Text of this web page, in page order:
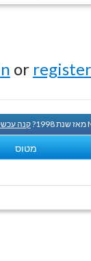
or register
קנה
מטוס